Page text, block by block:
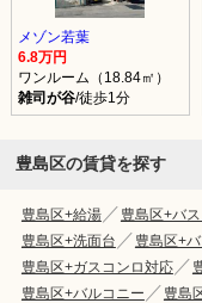
メゾン若葉
6.8万円
ワンルーム（18.84㎡）
雑司が谷/徒歩1分
豊島区の賃貸を探す
豊島区+給湯 豊島区+バ
豊島区+洗面台
豊島区+
豊島区+ガスコンロ対応
豊島区+バルコニー
豊島